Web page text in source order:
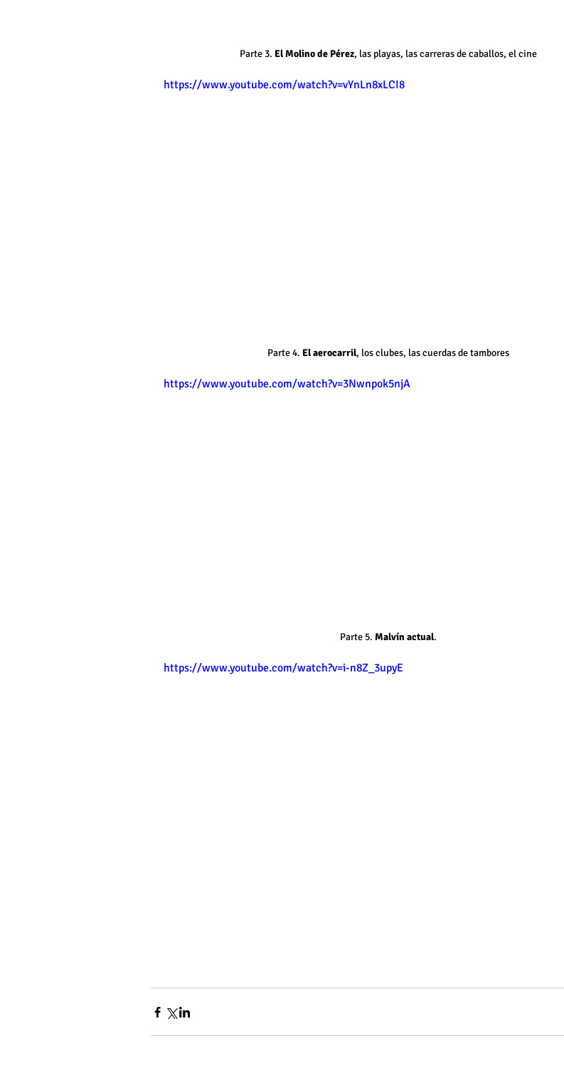
Parte 3. El Molino de Pérez, las playas, las carreras de caballos, el cine
https://www.youtube.com/watch?v=vYnLn8xLCI8
Parte 4. El aerocarril, los clubes, las cuerdas de tambores
https://www.youtube.com/watch?v=3Nwnpok5njA
Parte 5. Malvín actual.
https://www.youtube.com/watch?v=i-n8Z_3upyE